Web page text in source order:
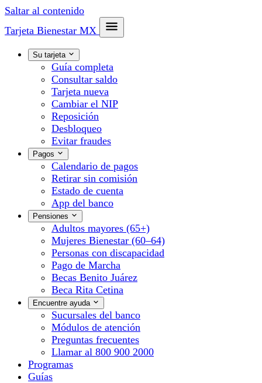
Saltar al contenido
Tarjeta Bienestar MX
Su tarjeta
Guía completa
Consultar saldo
Tarjeta nueva
Cambiar el NIP
Reposición
Desbloqueo
Evitar fraudes
Pagos
Calendario de pagos
Retirar sin comisión
Estado de cuenta
App del banco
Pensiones
Adultos mayores (65+)
Mujeres Bienestar (60–64)
Personas con discapacidad
Pago de Marcha
Becas Benito Juárez
Beca Rita Cetina
Encuentre ayuda
Sucursales del banco
Módulos de atención
Preguntas frecuentes
Llamar al 800 900 2000
Programas
Guías